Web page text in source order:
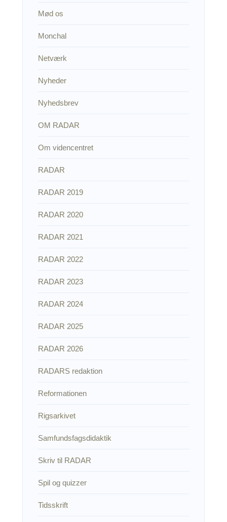
Mød os
Monchal
Netværk
Nyheder
Nyhedsbrev
OM RADAR
Om videncentret
RADAR
RADAR 2019
RADAR 2020
RADAR 2021
RADAR 2022
RADAR 2023
RADAR 2024
RADAR 2025
RADAR 2026
RADARS redaktion
Reformationen
Rigsarkivet
Samfundsfagsdidaktik
Skriv til RADAR
Spil og quizzer
Tidsskrift